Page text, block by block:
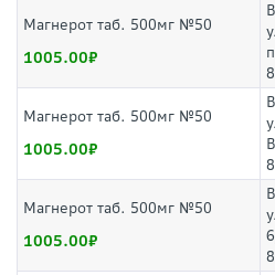
Магнерот таб. 500мг №50
1005.00
Магнерот таб. 500мг №50
1005.00
В
Магнерот таб. 500мг №50
1005.00